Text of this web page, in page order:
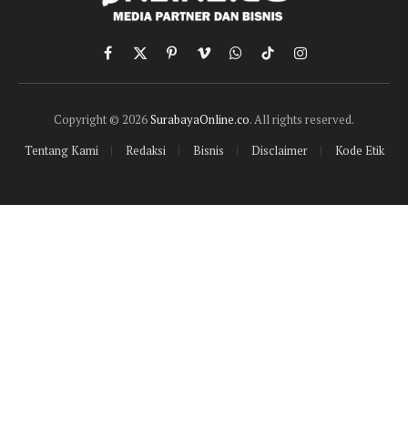
Facebook
X
(Twitter)
PinterestVimeoWhatsApp
TikTokInstagram
Copyright © 2026SurabayaOnline.co. All rights reserved.
Tentang Kami
Redaksi Bisnis Disclaimer Kode Etik